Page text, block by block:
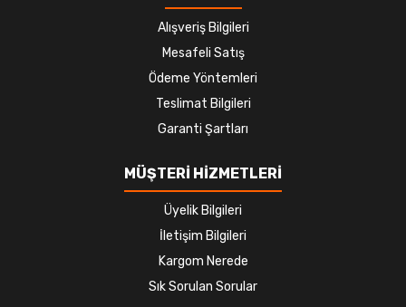
Alışveriş Bilgileri
Mesafeli Satış
Ödeme Yöntemleri
Teslimat Bilgileri
Garanti Şartları
MÜŞTERİ HİZMETLERİ
Üyelik Bilgileri
İletişim Bilgileri
Kargom Nerede
Sık Sorulan Sorular